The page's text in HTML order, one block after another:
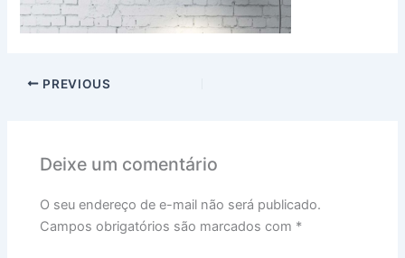
PREVIOUS
Deixe um comentário
O seu endereço de e-mail não será publicado.
Campos obrigatórios são marcados com *